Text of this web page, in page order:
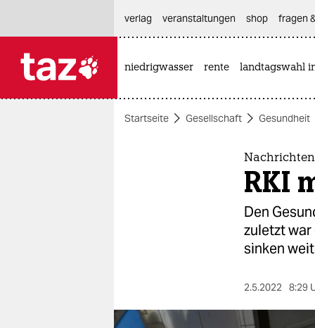
themen
berlin
verlag
veranstaltungen shop fragen
niedrigwasser rente landtagswahl
Startseite Gesellschaft Gesundheit
RKI
Den
zuletzt
sinken
2.5.2022 8:29